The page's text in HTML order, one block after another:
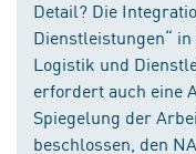
Detail? Die
Dienstleistungen“
Logistik und
erfordert auch eine
Spiegelung der
beschlossen, den